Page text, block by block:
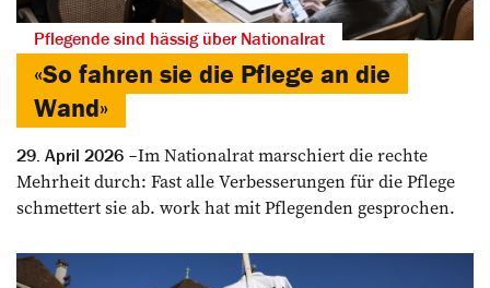
Pflegende sind hässig über Nationalrat
«So fahren sie die Pflege an die
Wand»
29. April 2026
Im Nationalrat marschiert die rechte
Mehrheit durch: Fast alle Verbesserungen für die Pflege
schmettert sie ab. work hat mit Pflegenden gesprochen.